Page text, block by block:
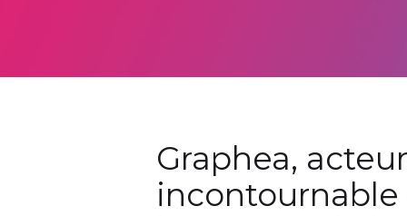
Graphea, acteur
incontournable